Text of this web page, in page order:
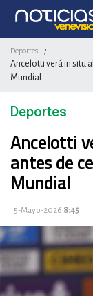
Deportes /
Ancelotti verá in situ
Mundial
Deportes
Ancelotti
antes de
Mundial
15-Mayo-2026 8:45